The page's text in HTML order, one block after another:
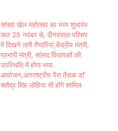
सांसद खेल महोत्सव का भव्य शुभारंभ
कल 25 नवंबर से, दीनदयाल परिसर
में दिखने लगी तैयारियां,केंद्रीय मंत्री,
प्रभारी मंत्री, सांसद विधायकों की
उपस्थिति में होगा भव्य
आयोजन,अंतराष्ट्रीय पैरा तैराक डॉ
सतेंद्र सिंह लोहिया भी होंगे शामिल